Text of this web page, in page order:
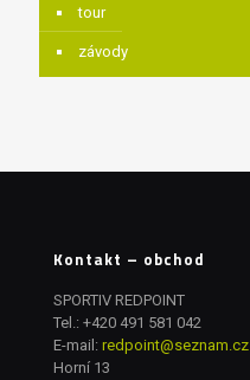
tour
závody
Kontakt – obchod
SPORTIV REDPOINT
Tel.: +420 491 581 042
E-mail: redpoint@seznam.cz
Horní 13